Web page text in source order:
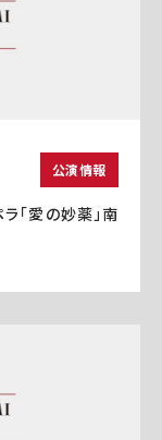
公演情報
「愛の妙薬」南